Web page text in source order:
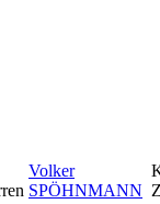
Volker
SPÖHNMANN